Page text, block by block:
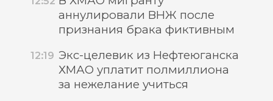
аннулировали ВНЖ после
признания брака фиктивным
12:19 Экс-целевик из Нефтеюганска
ХМАО уплатит полмиллиона
за нежелание учиться